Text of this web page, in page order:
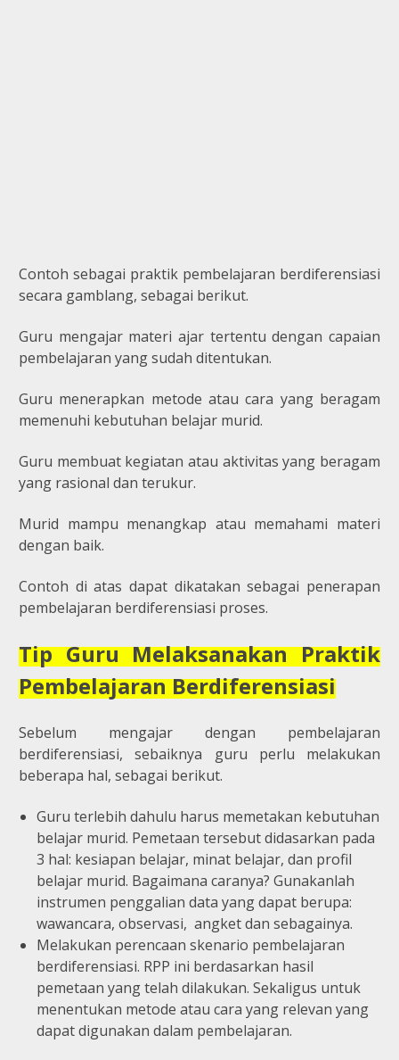
Contoh sebagai praktik pembelajaran berdiferensiasi
secara gamblang, sebagai berikut.
Guru mengajar materi ajar tertentu dengan capaian
pembelajaran yang sudah ditentukan.
Guru menerapkan metode atau cara yang beragam
memenuhi kebutuhan belajar murid.
Guru membuat kegiatan atau aktivitas yang beragam
yang rasional dan terukur.
Murid mampu menangkap atau memahami materi
dengan baik.
Contoh di atas dapat dikatakan sebagai penerapan
pembelajaran berdiferensiasi proses.
Tip Guru Melaksanakan Praktik
Pembelajaran Berdiferensiasi
Sebelum mengajar dengan pembelajaran
berdiferensiasi, sebaiknya guru perlu melakukan
beberapa hal, sebagai berikut.
Guru terlebih dahulu harus memetakan kebutuhan
belajar murid. Pemetaan tersebut didasarkan pada
3 hal: kesiapan belajar, minat belajar, dan profil
belajar murid. Bagaimana caranya? Gunakanlah
instrumen penggalian data yang dapat berupa:
wawancara, observasi, angket dan sebagainya.
Melakukan perencaan skenario pembelajaran
berdiferensiasi. RPP ini berdasarkan hasil
pemetaan yang telah dilakukan. Sekaligus untuk
menentukan metode atau cara yang relevan yang
dapat digunakan dalam pembelajaran.